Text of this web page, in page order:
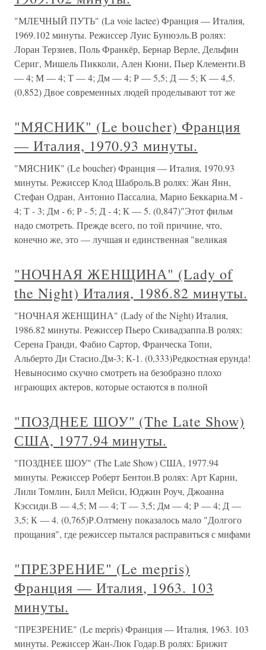
"МЛЕЧНЫЙ ПУТЬ" (La voie lactee) Франция — Италия,
1969.102 минуты. Режиссер Луис Бунюэль.В ролях:
Лоран Терзиев, Поль Франкёр, Бернар Верле, Дельфин
Сериг, Мишель Пикколи, Ален Кюни, Пьер Клементи.В
— 4; М — 4; Т — 4; Дм — 4; Р — 5,5; Д — 5; К — 4,5.
(0,852) Двое современных людей проделывают тот же
"МЯСНИК" (Le boucher) Франция
— Италия, 1970.93 минуты.
"МЯСНИК" (Le boucher) Франция — Италия, 1970.93
минуты. Режиссер Клод Шаброль.В ролях: Жан Янн,
Стефан Одран, Антонио Пассалиа, Марио Беккариа.М -
4; Т - 3; Дм - 6; Р - 5; Д - 4; К — 5. (0,847)"Этот фильм
надо смотреть. Прежде всего, по той причине, что,
конечно же, это — лучшая и единственная "великая
"НОЧНАЯ ЖЕНЩИНА" (Lady of
the Night) Италия, 1986.82 минуты.
"НОЧНАЯ ЖЕНЩИНА" (Lady of the Night) Италия,
1986.82 минуты. Режиссер Пьеро Скивадзаппа.В ролях:
Серена Гранди, Фабио Сартор, Франческа Топи,
Альберто Ди Стасио.Дм-3; К-1. (0,333)Редкостная ерунда!
Невыносимо скучно смотреть на безобразно плохо
играющих актеров, которые остаются в полной
"ПОЗДНЕЕ ШОУ" (The Late Show)
США, 1977.94 минуты.
"ПОЗДНЕЕ ШОУ" (The Late Show) США, 1977.94
минуты. Режиссер Роберт Бентон.В ролях: Арт Карни,
Лили Томлин, Билл Мейси, Юджин Роуч, Джоанна
Кэссиди.В — 4,5; М — 4; Т — 3,5; Дм — 4; Р — 4; Д —
3,5; К — 4. (0,765)Р.Олтмену показалось мало "Долгого
прощания", где режиссер пытался расправиться с мифами
"ПРЕЗРЕНИЕ" (Le mepris)
Франция — Италия, 1963. 103
минуты.
"ПРЕЗРЕНИЕ" (Le mepris) Франция — Италия, 1963. 103
минуты. Режиссер Жан-Люк Годар.В ролях: Брижит